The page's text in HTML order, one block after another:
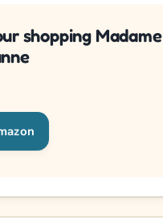
shopping Madame